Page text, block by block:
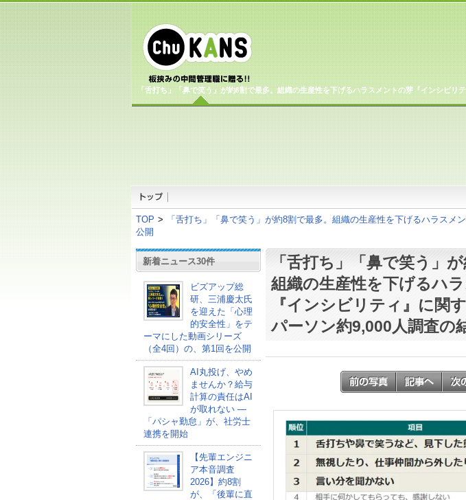
「舌打ち」「鼻で笑う」が約8割で最多。組織の生産性を下げるハラスメントの芽『インシビリ
TOP >
「舌打ち」「鼻で笑う」が約8割で最多。組織の生産性を下げるハラス
公開
新着ニュース30件
ビズアップ総
研、三浦慶太氏
を迎えた「心理
的安全性」をテ
ーマにした動画シリーズ
（全4回）の、第1回を公開
AI丸投げ、やめ
ませんか？給与
計算の責任はAI
が取れない ―
「パシャ勤怠」が、社労士
連携を開始
【先輩エンジニ
ア本音調査
2026】約8割
が、「後輩に直
「舌打ち」「鼻で笑う」が
組織の生産性を下げるハ
『インシビリティ』に関
パーソン約9,000人調査の